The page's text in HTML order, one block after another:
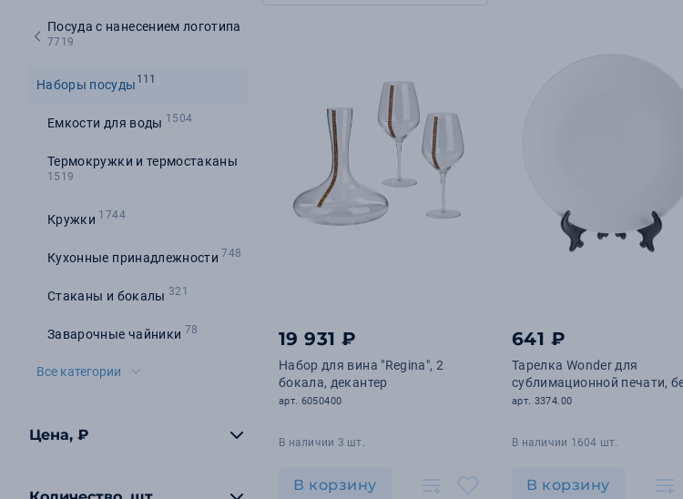
Посуда с нанесением логотипа
7719
Наборы посуды 111
Емкости для воды 1504
Термокружки и термостаканы
1519
Кружки 1744
Кухонные принадлежности 748
Стаканы и бокалы 321
Заварочные чайники 78
Все категории
Цена, ₽
19 931 ₽
Набор для вина "Regina", 2
бокала, декантер
арт. 6050400
В наличии 3 шт.
В корзину
641 ₽
Тарелка Wonder для
сублимационной печати,
арт. 3374.00
В наличии 1604 шт.
В корзину